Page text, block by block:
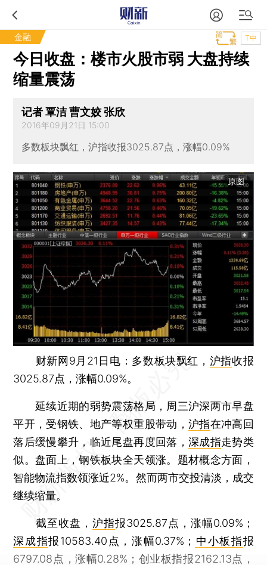
金融 T中
今日收盘：楼市火股市弱 大盘持续
缩量震荡
记者 覃洁 曹文姣 张欣
2016年09月21日 15:00
多数板块飘红，沪指收报3025.87点，涨幅0.09%
原图
财新网9月21日电：多数板块飘红， 沪指收报
3025.87点，涨幅0.09%。
延续近期的弱势震荡格局，周三沪深两市早盘
平开，受钢铁、地产等权重股带动， 沪指在冲高回
落后缓慢攀升，临近尾盘再度回落， 深成指走势类
似。盘面上，钢铁板块全天领涨。题材概念方面，
智能物流指数领涨近2%。然而两市交投清淡，成交
继续缩量。
截至收盘，沪指报3025.87点，涨幅0.09%；
深成指报10583.40点，涨幅0.37%； 中小板指报
6797.08点，涨幅0.28%； 创业板指报2162.13点，